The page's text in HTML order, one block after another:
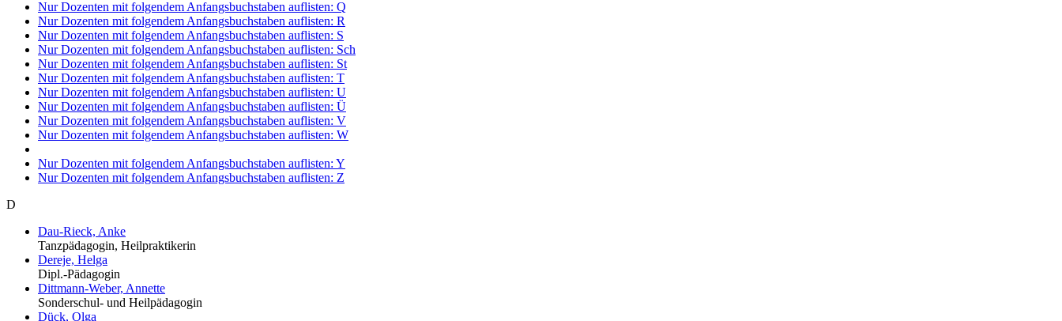
Nur Dozenten mit folgendem Anfangsbuchstaben auflisten: Q
Nur Dozenten mit folgendem Anfangsbuchstaben auflisten: R
Nur Dozenten mit folgendem Anfangsbuchstaben auflisten: S
Nur Dozenten mit folgendem Anfangsbuchstaben auflisten: Sch
Nur Dozenten mit folgendem Anfangsbuchstaben auflisten: St
Nur Dozenten mit folgendem Anfangsbuchstaben auflisten: T
Nur Dozenten mit folgendem Anfangsbuchstaben auflisten: U
Nur Dozenten mit folgendem Anfangsbuchstaben auflisten: Ü
Nur Dozenten mit folgendem Anfangsbuchstaben auflisten: V
Nur Dozenten mit folgendem Anfangsbuchstaben auflisten: W
Nur Dozenten mit folgendem Anfangsbuchstaben auflisten: Y
Nur Dozenten mit folgendem Anfangsbuchstaben auflisten: Z
D
Dau-Rieck, Anke
Tanzpädagogin, Heilpraktikerin
Dereje, Helga
Dipl.-Pädagogin
Dittmann-Weber, Annette
Sonderschul- und Heilpädagogin
Dück, Olga